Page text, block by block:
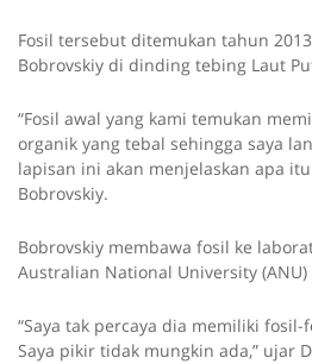
Fosil tersebut ditemukan tahun
Bobrovskiy di dinding tebing Laut
“Fosil awal yang kami temukan
organik yang tebal sehingga saya
lapisan ini akan menjelaskan apa itu
Bobrovskiy.
Bobrovskiy membawa fosil ke
Australian National University
“Saya tak percaya dia memiliki
Saya pikir tidak mungkin ada,” ujar